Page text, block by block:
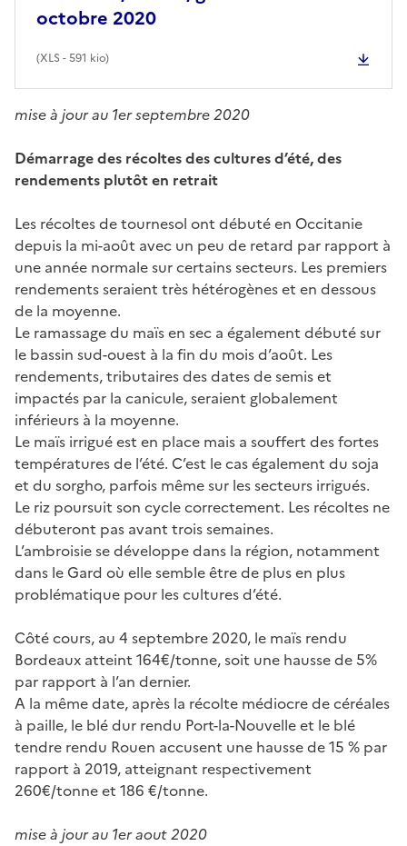
octobre 2020
(XLS - 591 kio)
mise à jour au 1er septembre 2020
Démarrage des récoltes des cultures d’été, des
rendements plutôt en retrait
Les récoltes de tournesol ont débuté en Occitanie
depuis la mi-août avec un peu de retard par rapport à
une année normale sur certains secteurs. Les premiers
rendements seraient très hétérogènes et en dessous
de la moyenne.
Le ramassage du maïs en sec a également débuté sur
le bassin sud-ouest à la fin du mois d’août. Les
rendements, tributaires des dates de semis et
impactés par la canicule, seraient globalement
inférieurs à la moyenne.
Le maïs irrigué est en place mais a souffert des fortes
températures de l’été. C’est le cas également du soja
et du sorgho, parfois même sur les secteurs irrigués.
Le riz poursuit son cycle correctement. Les récoltes ne
débuteront pas avant trois semaines.
L’ambroisie se développe dans la région, notamment
dans le Gard où elle semble être de plus en plus
problématique pour les cultures d’été.
Côté cours, au 4 septembre 2020, le maïs rendu
Bordeaux atteint 164€/tonne, soit une hausse de 5%
par rapport à l’an dernier.
A la même date, après la récolte médiocre de céréales
à paille, le blé dur rendu Port-la-Nouvelle et le blé
tendre rendu Rouen accusent une hausse de 15 % par
rapport à 2019, atteignant respectivement
260€/tonne et 186 €/tonne.
mise à jour au 1er aout 2020